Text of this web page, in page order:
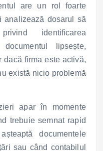
are un rol foarte
analizează dosarul să
identificarea
lipsește,
dacă firma este activă,
există nicio problemă
apar în momente
trebuie semnat rapid
documentele
sau când contabilul